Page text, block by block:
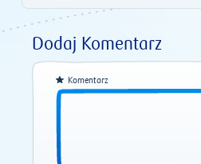
Dodaj Komentarz
Komentarz